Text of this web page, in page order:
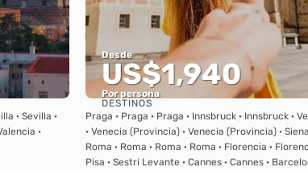
· Sevilla ·
·
Desde
US$1,940
Por persona
Ver
DESTINOS
Praga · Praga · Praga · Innsbruck · Innsbruck ·
· Venecia (Provincia) · Venecia (Provincia) ·
Roma · Roma · Roma · Roma · Florencia ·
Pisa · Sestri Levante · Cannes · Cannes ·